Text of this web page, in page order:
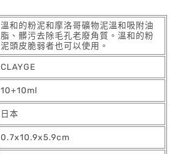
溫和的粉泥和摩洛哥礦物泥溫和吸附油
脂、髒污去除毛孔老廢角質。溫和的粉
泥頭皮脆弱者也可以使用。
CLAYGE
10+10ml
日本
0.7x10.9x5.9cm